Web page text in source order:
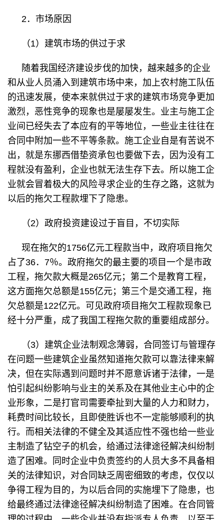
2．市场原因
（1）建筑市场的供过于求
随着我国经济建设步伐的加快，越来越多的企业
和从业人员涌入到建筑市场中来，加上农村施工队伍
的迅速发展，使本来就供过于求的建筑市场竞争更加
激烈，恶性竞争的现象也是屡屡发生。业主与施工企
业间已经失去了本应有的平等地位，一些业主往往在
合同中附加一些不平等条款。施工企业自是有苦说不
出，就是东挪西借垫资承包也要做下去，因为没有工
程就没有盈利，企业也就无法生存下去。所以施工企
业就会冒着极大的风险寻求企业的生存之路，这就为
以后的拖欠工程款埋下了隐患。
（2）政府投资建设过于盲目，不切实际
现在拖欠的1756亿元工程款当中，政府项目拖欠
占了36．7％。政府拖欠的最主要的项目一个是市政
工程，拖欠款大概是265亿元；第二个是教育工程，
这方面拖欠总额是155亿元；第三个是交通工程，拖
欠总额是122亿元。可见政府项目拖欠工程款现象已
经十分严重，成了我国工程拖欠款的重要组成部分。
（3）建筑企业法制观念薄弱，合同签订与管理存
在问题一些建筑企业虽然知道拖欠款可以靠法律来解
决，但在实际遇到问题时并不愿意诉诸于法律，一是
怕引起纠纷影响与业主的关系及在其他业主心中的企
业形象，二是打官司需要牵扯到大量的人力和财力，
耗费时间比较长，且即使胜诉也不一定能够顺利的执
行。而相关法律的不健全及其适应性不强也给一些业
主制造了钻空子的机会，给通过法律途径解决纠纷制
造了困难。同时企业中负责签约的人员大多不具备相
关的法律知识，对合同缺乏周密细致的考虑，仅仅以
争得工程为目的，为以后合同的实施埋下了隐患，也
给最终通过法律途径解决纠纷制造了困难。在合同管